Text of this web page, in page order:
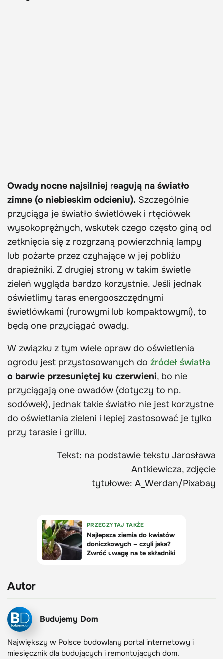
Owady nocne najsilniej reagują na światło
zimne (o niebieskim odcieniu). Szczególnie
przyciąga je światło świetlówek i rtęciówek
wysokoprężnych, wskutek czego często giną od
zetknięcia się z rozgrzaną powierzchnią lampy
lub pożarte przez czyhające w jej pobliżu
drapieżniki. Z drugiej strony w takim świetle
zieleń wygląda bardzo korzystnie. Jeśli jednak
oświetlimy taras energooszczędnymi
świetlówkami (rurowymi lub kompaktowymi), to
będą one przyciągać owady.
W związku z tym wiele opraw do oświetlenia
ogrodu jest przystosowanych do źródeł światła
o barwie przesuniętej ku czerwieni, bo nie
przyciągają one owadów (dotyczy to np.
sodówek), jednak takie światło nie jest korzystne
do oświetlania zieleni i lepiej zastosować je tylko
przy tarasie i grillu.
Tekst: na podstawie tekstu Jarosława
Antkiewicza, zdjęcie
tytułowe: A_Werdan/Pixabay
Autor
Budujemy Dom
Największy w Polsce budowlany portal internetowy i
miesięcznik dla budujących i remontujących dom.